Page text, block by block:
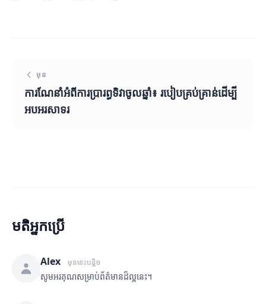
មុន
ការណែនាំអំពីការប្រារព្ធទិវាចូលឆ្នាំ៖ របៀបគ្រប់គ្រាន់ដើម្បី
អបអរសាទរ
មតិអ្នកប្រើ
Alex មុននេះបន្តិច
សូមអរគុណសម្រាប់ព័ត៌មានដ៏ល្អនេះ។